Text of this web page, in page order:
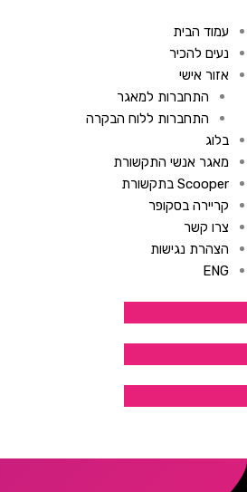
עמוד הבית
נעים להכיר
אזור אישי
התחברות למאגר
התחברות ללוח הבקרה
בלוג
מאגר אנשי התקשורת
Scooper בתקשורת
קריירה בסקופר
צרו קשר
הצהרת נגישות
ENG